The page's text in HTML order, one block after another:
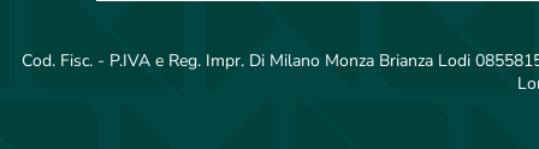
Cod. Fisc. - P.IVA e Reg. Impr. Di Milano Monza Brianza Lodi